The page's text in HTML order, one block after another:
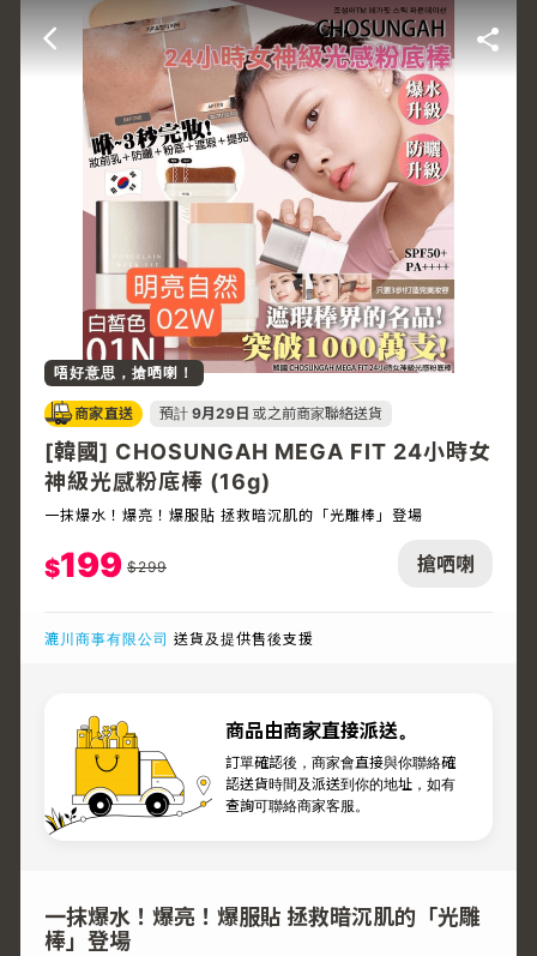
搶哂喇
唔好意思，搶哂喇！
商家直送 預計 9月29日 或之前商家聯絡送貨
[韓國] CHOSUNGAH MEGA FIT 24小時女
神級光感粉底棒 (16g)
一抹爆水！爆亮！爆服貼 拯救暗沉肌的「光雕棒」登場
$199 $299
漉川商事有限公司 送貨及提供售後支援
商品由商家直接派送。
訂單確認後，商家會直接與你聯絡確
認送貨時間及派送到你的地址，如有
查詢可聯絡商家客服。
一抹爆水！爆亮！爆服貼 拯救暗沉肌的「光雕
棒」登場